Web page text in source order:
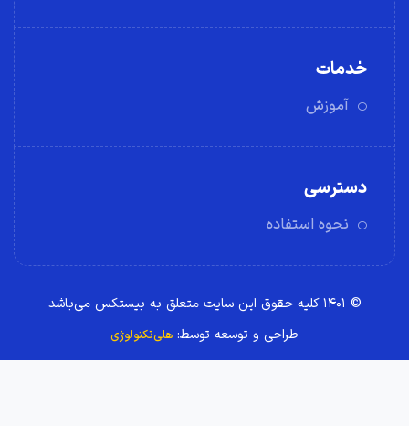
خدمات
آموزش
دسترسی
نحوه استفاده
© ۱۴۰۱ کلیه حقوق این سایت متعلق به بیستکس می‌باشد
طراحی و توسعه توسط: هلی‌تکنولوژی